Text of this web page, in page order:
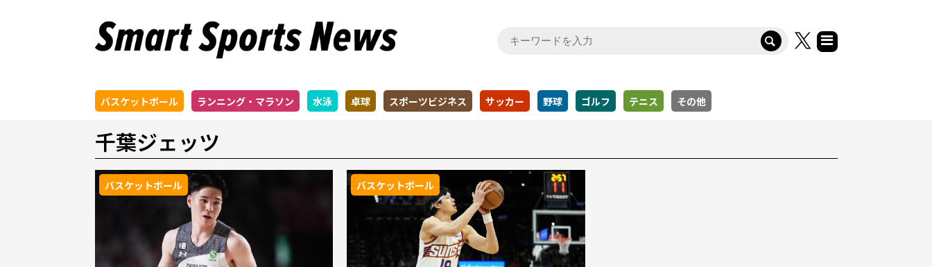
バスケットボール ランニング・マラソン 水泳 卓球 スポーツビジネス サッカー 野球 ゴルフ テニス その他
千葉ジェッツ
バスケットボール バスケットボール